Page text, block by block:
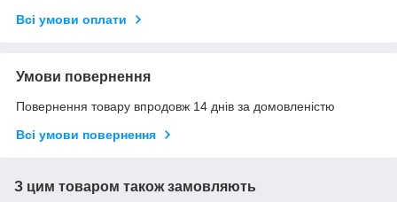
Всі умови оплати
Умови повернення
Повернення товару впродовж 14 днів за домовленістю
Всі умови повернення
З цим товаром також замовляють